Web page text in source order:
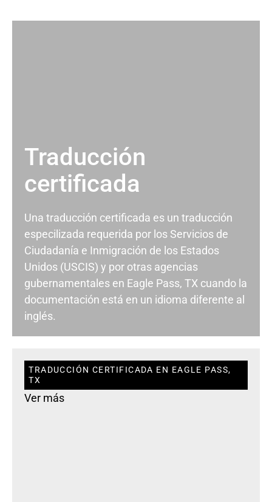
Traducción
certificada
Una traducción certificada es un traducción
especilizada requerida por los Servicios de
Ciudadanía e Inmigración de los Estados
Unidos (USCIS) y por otras agencias
gubernamentales en Eagle Pass, TX cuando la
documentación está en un idioma diferente al
inglés.
TRADUCCIÓN CERTIFICADA EN EAGLE PASS,
TX
Ver más